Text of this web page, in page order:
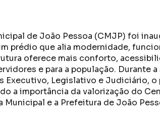
de João Pessoa (CMJP) foi
prédio que alia modernidade,
oferece mais conforto,
e para a população. Durante
Executivo, Legislativo e Judiciário, o
a importância da valorização do
e a Prefeitura de João